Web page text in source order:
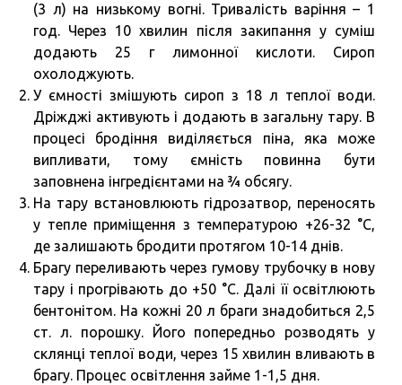
(3 л) на низькому вогні. Тривалість варіння – 1
год. Через 10 хвилин після закипання у суміш
додають 25 г лимонної кислоти. Сироп
охолоджують.
У ємності змішують сироп з 18 л теплої води.
Дріжджі активують і додають в загальну тару. В
процесі бродіння виділяється піна, яка може
випливати, тому ємність повинна бути
заповнена інгредієнтами на ¾ обсягу.
На тару встановлюють гідрозатвор, переносять
у тепле приміщення з температурою +26-32 °C,
де залишають бродити протягом 10-14 днів.
Брагу переливають через гумову трубочку в нову
тару і прогрівають до +50 °C. Далі її освітлюють
бентонітом. На кожні 20 л браги знадобиться 2,5
ст. л. порошку. Його попередньо розводять у
склянці теплої води, через 15 хвилин вливають в
брагу. Процес освітлення займе 1-1,5 дня.